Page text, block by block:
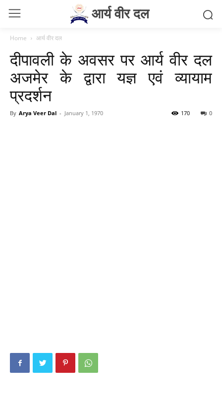
आर्य वीर दल
Home आर्य वीर दल
दीपावली के अवसर पर आर्य वीर दल
अजमेर के द्वारा यज्ञ एवं व्यायाम
प्रदर्शन
By Arya Veer Dal - January 1, 1970 0
170